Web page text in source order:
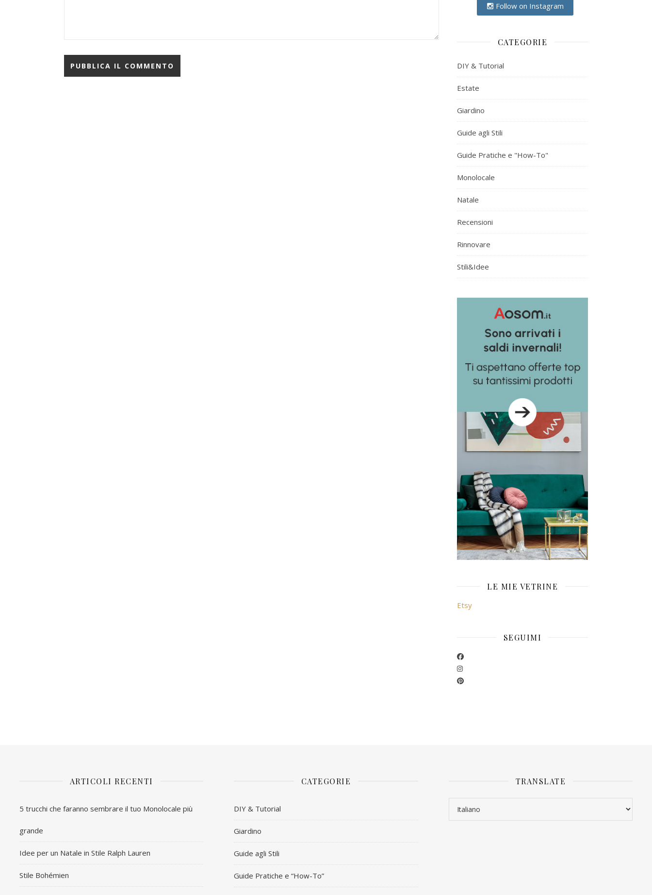
Follow on Instagram
CATEGORIE
DIY & Tutorial
Estate
Giardino
Guide agli Stili
Guide Pratiche e "How-To"
Monolocale
Natale
Recensioni
Rinnovare
Stili&Idee
LE MIE VETRINE
Etsy
SEGUIMI
ARTICOLI RECENTI
5 trucchi che faranno sembrare il tuo Monolocale più
grande
Idee per un Natale in Stile Ralph Lauren
Stile Bohémien
CATEGORIE
DIY & Tutorial
Giardino
Guide agli Stili
Guide Pratiche e “How-To”
TRANSLATE